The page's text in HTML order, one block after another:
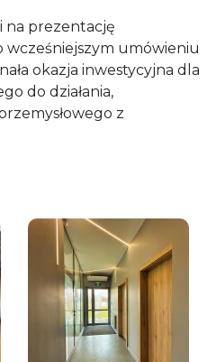
na prezentację
wcześniejszym umówieniu
okazja inwestycyjna dla
do działania,
z